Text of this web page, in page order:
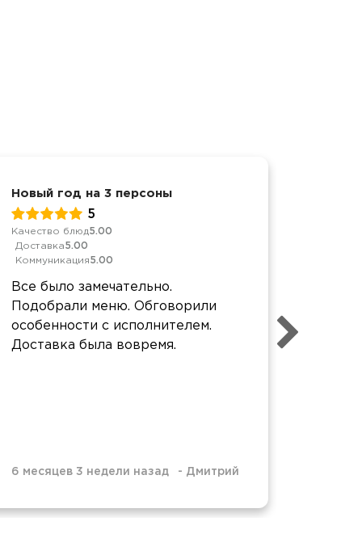
Новый год на 3 персоны
5
Качество блюд5.00
Доставка5.00
Коммуникация5.00
Все было замечательно.
Подобрали меню. Обговорили
особенности с исполнителем.
Доставка была вовремя.
6 месяцев 3 недели назад - Дмитрий